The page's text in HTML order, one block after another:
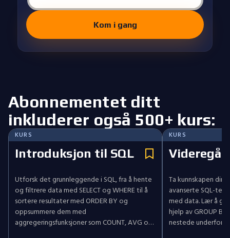
Kom i gang
Abonnementet ditt
inkluderer også 500+ kurs:
KURS
Introduksjon til SQL
Utforsk det grunnleggende i SQL, fra å hente
og filtrere data med SELECT og WHERE til å
sortere resultater med ORDER BY og
oppsummere dem med
aggregeringsfunksjoner som COUNT, AVG og
KURS
Ta kunnskapen din
avanserte SQL-
med data. Lær å
hjelp av GROUP
nestede